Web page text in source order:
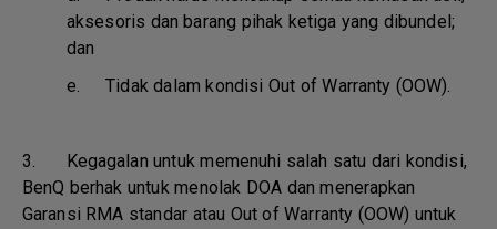
aksesoris dan barang pihak ketiga yang dibundel;
dan
e.Tidak dalam kondisi Out of Warranty (OOW).
3. Kegagalan untuk memenuhi salah satu dari kondisi,
BenQ berhak untuk menolak DOA dan menerapkan
Garansi RMA standar atau Out of Warranty (OOW) untuk